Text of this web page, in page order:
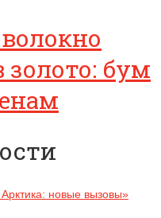
золото: бум
новые вызовы»